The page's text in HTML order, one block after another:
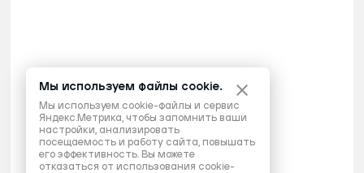
Мы используем файлы cookie.
Мы используем cookie-файлы и сервис
Яндекс.Метрика, чтобы запомнить ваши
настройки, анализировать
посещаемость и работу сайта, повышать
его эффективность. Вы можете
отказаться от использования cookie-